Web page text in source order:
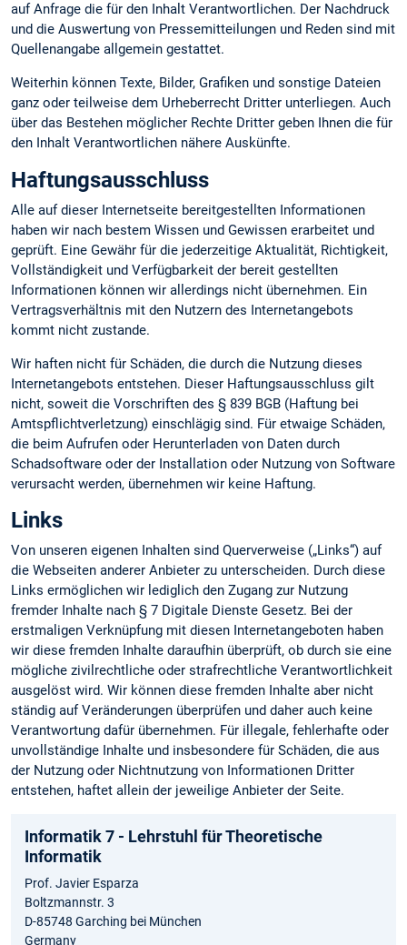
auf Anfrage die für den Inhalt Verantwortlichen. Der Nachdruck
und die Auswertung von Pressemitteilungen und Reden sind mit
Quellenangabe allgemein gestattet.
Weiterhin können Texte, Bilder, Grafiken und sonstige Dateien
ganz oder teilweise dem Urheberrecht Dritter unterliegen. Auch
über das Bestehen möglicher Rechte Dritter geben Ihnen die für
den Inhalt Verantwortlichen nähere Auskünfte.
Haftungsausschluss
Alle auf dieser Internetseite bereitgestellten Informationen
haben wir nach bestem Wissen und Gewissen erarbeitet und
geprüft. Eine Gewähr für die jederzeitige Aktualität, Richtigkeit,
Vollständigkeit und Verfügbarkeit der bereit gestellten
Informationen können wir allerdings nicht übernehmen. Ein
Vertragsverhältnis mit den Nutzern des Internetangebots
kommt nicht zustande.
Wir haften nicht für Schäden, die durch die Nutzung dieses
Internetangebots entstehen. Dieser Haftungsausschluss gilt
nicht, soweit die Vorschriften des § 839 BGB (Haftung bei
Amtspflichtverletzung) einschlägig sind. Für etwaige Schäden,
die beim Aufrufen oder Herunterladen von Daten durch
Schadsoftware oder der Installation oder Nutzung von Software
verursacht werden, übernehmen wir keine Haftung.
Links
Von unseren eigenen Inhalten sind Querverweise („Links“) auf
die Webseiten anderer Anbieter zu unterscheiden. Durch diese
Links ermöglichen wir lediglich den Zugang zur Nutzung
fremder Inhalte nach § 7 Digitale Dienste Gesetz. Bei der
erstmaligen Verknüpfung mit diesen Internetangeboten haben
wir diese fremden Inhalte daraufhin überprüft, ob durch sie eine
mögliche zivilrechtliche oder strafrechtliche Verantwortlichkeit
ausgelöst wird. Wir können diese fremden Inhalte aber nicht
ständig auf Veränderungen überprüfen und daher auch keine
Verantwortung dafür übernehmen. Für illegale, fehlerhafte oder
unvollständige Inhalte und insbesondere für Schäden, die aus
der Nutzung oder Nichtnutzung von Informationen Dritter
entstehen, haftet allein der jeweilige Anbieter der Seite.
Informatik 7 - Lehrstuhl für Theoretische
Informatik
Prof. Javier Esparza
Boltzmannstr. 3
D-85748 Garching bei München
Germany